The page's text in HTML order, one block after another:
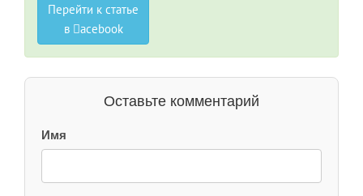
Перейти к статье
в
acebook
Оставьте комментарий
Имя